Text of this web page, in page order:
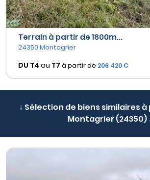
Terrain à partir de 1800m...
24350 Montagrier
DU T4 au T7 à partir de 206 420 €
↓ Sélection de biens similaires
Montagrier (24350)